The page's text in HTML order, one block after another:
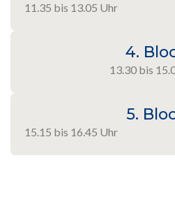
11.35 bis 13.05 Uhr
4.
13.30 bis
5.
15.15 bis 16.45 Uhr